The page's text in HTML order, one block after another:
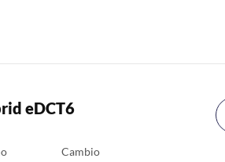
eDCT6
Cambio